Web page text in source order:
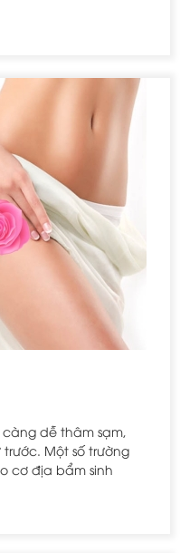
càng dễ thâm sạm,
Một số trường
cơ địa bẩm sinh